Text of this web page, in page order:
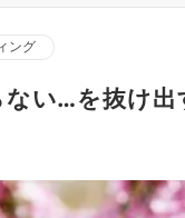
ング
い…を抜け出